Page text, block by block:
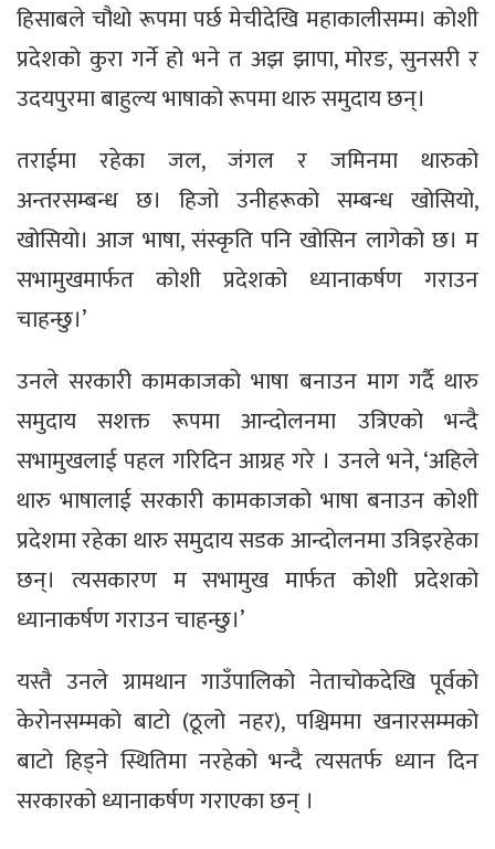
हिसाबले चौथो रूपमा पर्छ मेचीदेखि महाकालीसम्म। कोशी
प्रदेशको कुरा गर्ने हो भने त अझ झापा, मोरङ, सुनसरी र
उदयपुरमा बाहुल्य भाषाको रूपमा थारु समुदाय छन्।
तराईमा रहेका जल, जंगल र जमिनमा थारुको
अन्तरसम्बन्ध छ। हिजो उनीहरूको सम्बन्ध खोसियो,
खोसियो। आज भाषा, संस्कृति पनि खोसिन लागेको छ। म
सभामुखमार्फत कोशी प्रदेशको ध्यानाकर्षण गराउन
चाहन्छु।’
उनले सरकारी कामकाजको भाषा बनाउन माग गर्दै थारु
समुदाय सशक्त रूपमा आन्दोलनमा उत्रिएको भन्दै
सभामुखलाई पहल गरिदिन आग्रह गरे । उनले भने, ‘अहिले
थारु भाषालाई सरकारी कामकाजको भाषा बनाउन कोशी
प्रदेशमा रहेका थारु समुदाय सडक आन्दोलनमा उत्रिइरहेका
छन्। त्यसकारण म सभामुख मार्फत कोशी प्रदेशको
ध्यानाकर्षण गराउन चाहन्छु।’
यस्तै उनले ग्रामथान गाउँपालिको नेताचोकदेखि पूर्वको
केरोनसम्मको बाटो (ठूलो नहर), पश्चिममा खनारसम्मको
बाटो हिड्‍ने स्थितिमा नरहेको भन्दै त्यसतर्फ ध्यान दिन
सरकारको ध्यानाकर्षण गराएका छन् ।